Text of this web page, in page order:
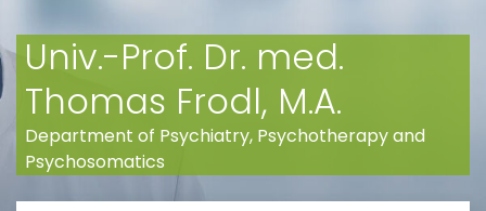
Univ.-Prof. Dr. med.
Thomas Frodl, M.A.
Department of Psychiatry, Psychotherapy and
Psychosomatics